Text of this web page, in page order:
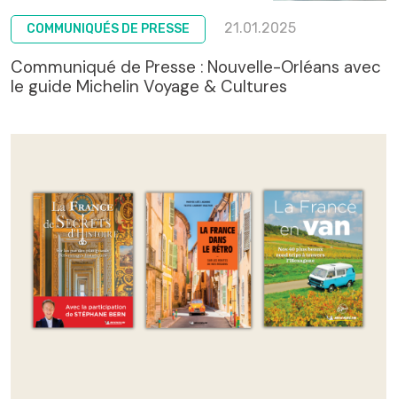
COMMUNIQUÉS DE PRESSE 21.01.2025
Communiqué de Presse : Nouvelle-Orléans avec
le guide Michelin Voyage & Cultures